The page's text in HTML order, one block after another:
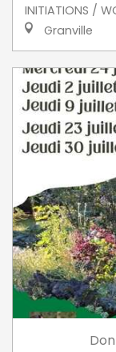
INITIATIONS /
Granville